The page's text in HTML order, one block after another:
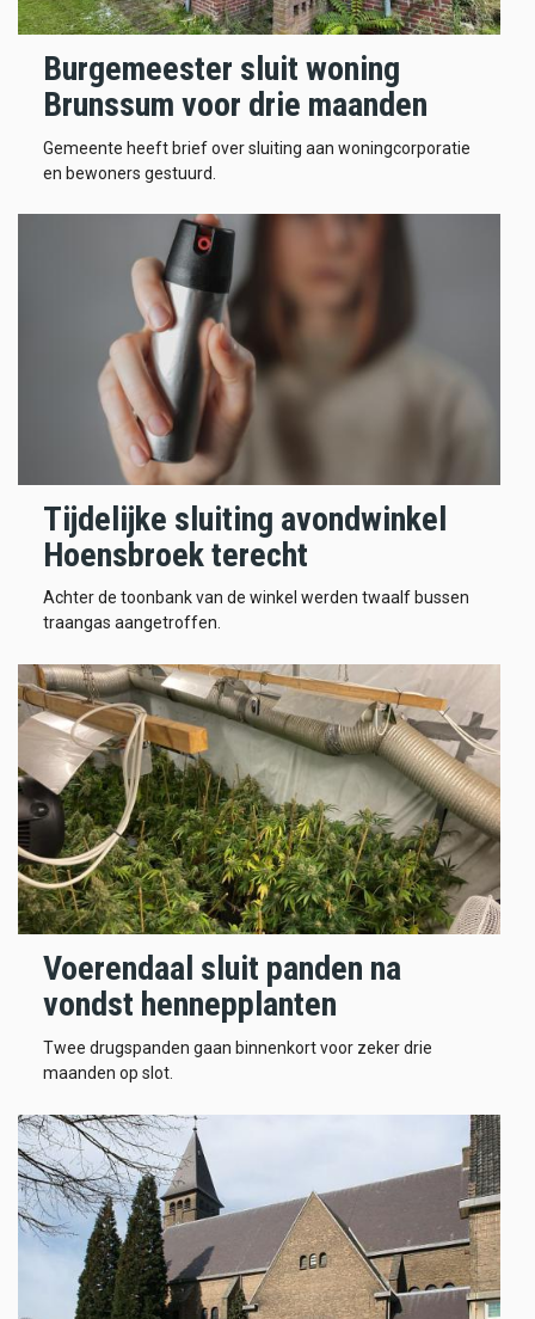
Burgemeester sluit woning
Brunssum voor drie maanden
Gemeente heeft brief over sluiting aan woningcorporatie
en bewoners gestuurd.
Tijdelijke sluiting avondwinkel
Hoensbroek terecht
Achter de toonbank van de winkel werden twaalf bussen
traangas aangetroffen.
Voerendaal sluit panden na
vondst hennepplanten
Twee drugspanden gaan binnenkort voor zeker drie
maanden op slot.